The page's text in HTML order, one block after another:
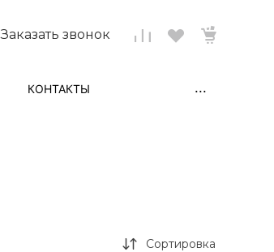
Заказать звонок
КОНТАКТЫ ...
Сортировка